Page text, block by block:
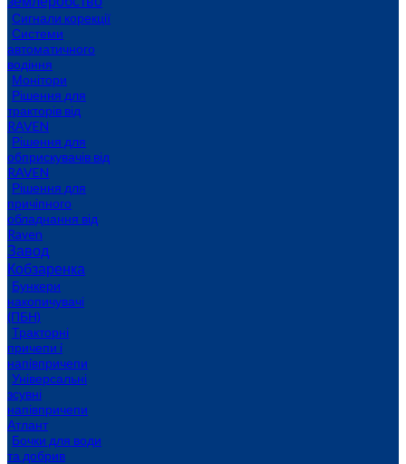
Сигнали корекції
Системи
автоматичного
водіння
Монітори
Рішення для
тракторів від
RAVEN
Рішення для
обприскувачів від
RAVEN
Рішення для
причіпного
обладнання від
Raven
Завод
Кобзаренка
Бункери
накопичувачі
(ПБН)
Тракторні
причепи i
напiвпричепи
Універсальні
зсувні
напівпричепи
Атлант
Бочки для води
та добрив